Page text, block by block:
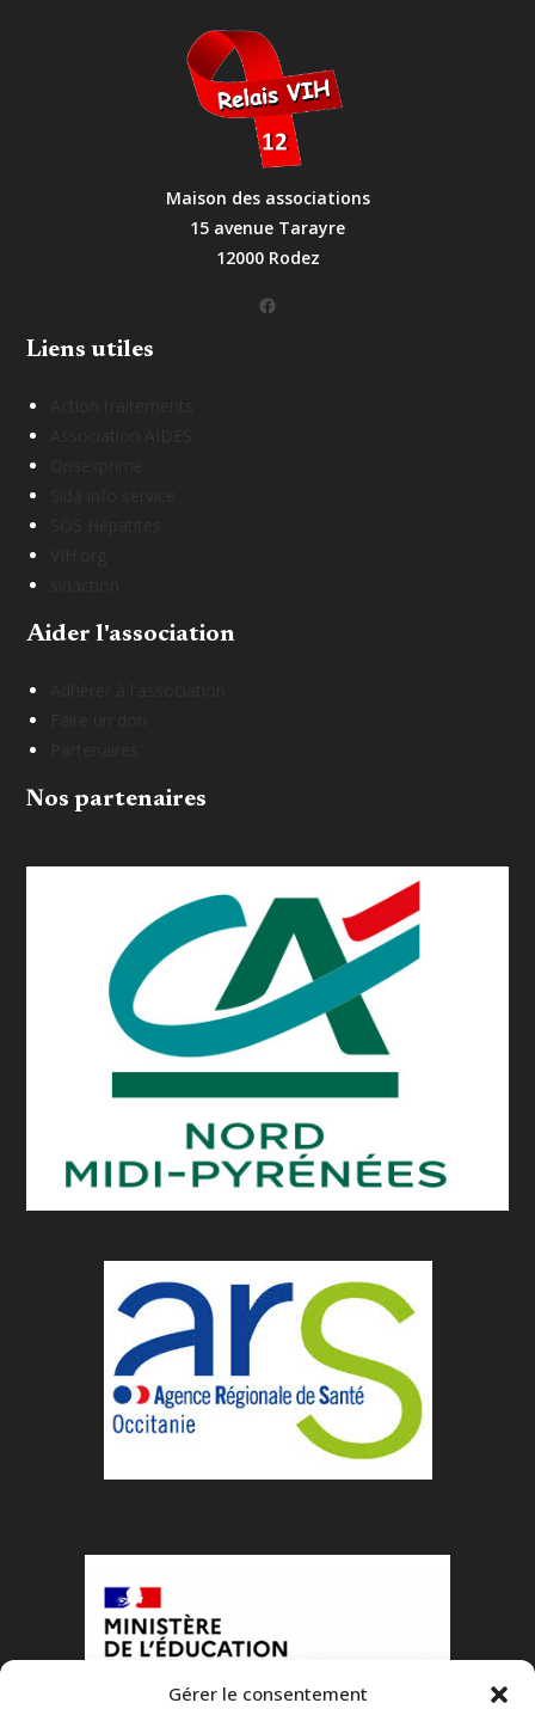
Gérer le consentement
Maison des associations
15 avenue Tarayre
12000 Rodez
Facebook
Liens utiles
Aider l'association
Nos partenaires